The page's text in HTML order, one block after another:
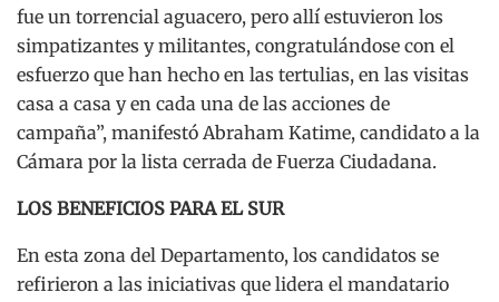
fue un torrencial aguacero, pero allí estuvieron los
simpatizantes y militantes, congratulándose con el
esfuerzo que han hecho en las tertulias, en las visitas
casa a casa y en cada una de las acciones de
campaña”, manifestó Abraham Katime, candidato a la
Cámara por la lista cerrada de Fuerza Ciudadana.
LOS BENEFICIOS PARA EL SUR
En esta zona del Departamento, los candidatos se
refirieron a las iniciativas que lidera el mandatario